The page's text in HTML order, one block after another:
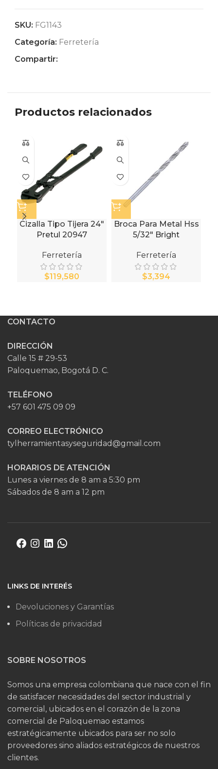
SKU: FG1143
Categoría: Ferretería
Compartir:
Productos relacionados
Cizalla Tipo Tijera 24″
Pretul 20947
Ferretería
$
Broca Para Metal Hss
5/32″ Bright
Ferretería
$
CONTACTO
DIRECCIÓN
Calle 15 # 29-53
Paloquemao, Bogotá D. C.
TELÉFONO
+57 601 475 09 09
CORREO ELECTRÓNICO
tylherramientasyseguridad@gmail.com
HORARIOS DE ATENCIÓN
Lunes a viernes de 8 am a 5:30 pm
Sábados de 8 am a 12 pm
LINKS DE INTERÉS
Devoluciones y Garantías
Políticas de privacidad
SOBRE NOSOTROS
Somos una empresa colombiana que nace con el fin
de satisfacer necesidades del sector industrial y
comercial, ubicados en el corazón de la zona
comercial de Paloquemao estamos
estratégicamente ubicados para ser no solo
proveedores sino aliados estratégicos de nuestros
clientes.